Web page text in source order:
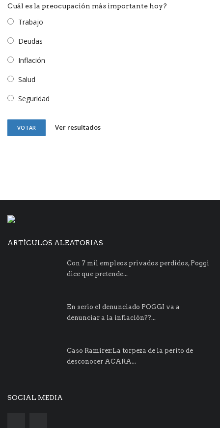
Cuál es la preocupación más importante hoy?
Trabajo
Deudas
Inflación
Salud
Seguridad
VOTAR Ver resultados
ARTÍCULOS ALEATORIAS
Con 7 mil empleos privados perdidos, Poggi
dice que pretende...
En serio el denunciado POGGI va a
denunciar a la inflación??...
Caso Ramírez:La torpeza de la perito de
desconocer ACARA...
SOCIAL MEDIA